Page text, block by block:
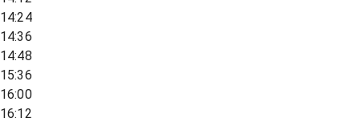
14:24
14:36
14:48
15:36
16:00
16:12